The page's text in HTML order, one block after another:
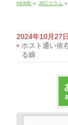
HOME » JECコラム »
2024年10月27日
ホスト通い依
る娘